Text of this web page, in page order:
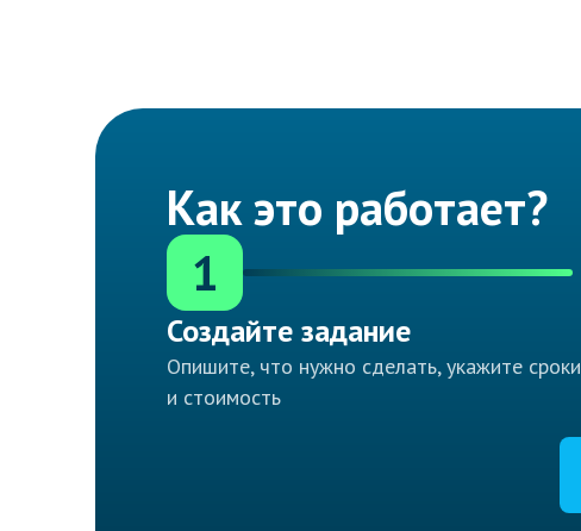
Как это работает?
1
Создайте задание
Опишите, что нужно сделать, укажите сроки
и стоимость